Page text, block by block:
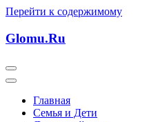
Перейти к содержимому
Glomu.Ru
Главная
Семья и Дети